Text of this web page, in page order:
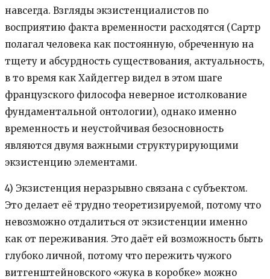
навсегда. Взгляды экзистенциалистов по
восприятию факта временности расходятся (Сартр
полагал человека как постоянную, обреченную на
тщету и абсурдность существования, актуальность,
в то время как Хайдеггер видел в этом шаге
французского философа неверное истолкование
фундаментальной онтологии), однако именно
временность и неустойчивая безосновность
являются двумя важными структурирующими
экзистенцию элементами.
4) Экзистенция неразрывно связана с субъектом.
Это делает её трудно теоретизируемой, потому что
невозможно отдалиться от экзистенции именно
как от переживания. Это даёт ей возможность быть
глубоко личной, потому что пережить чужого
витгенштейновского «жука в коробке» можно